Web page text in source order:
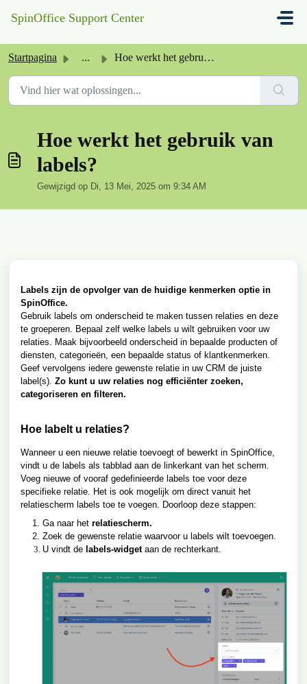
SpinOffice Support Center
Startpagina ... Hoe werkt het gebruik van labels?
Hoe werkt het gebruik van
labels?
Gewijzigd op Di, 13 Mei, 2025 om 9:34 AM
Labels zijn de opvolger van de huidige kenmerken optie in
SpinOffice.
Gebruik labels om onderscheid te maken tussen relaties en deze
te groeperen. Bepaal zelf welke labels u wilt gebruiken voor uw
relaties. Maak bijvoorbeeld onderscheid in bepaalde producten of
diensten, categorieën, een bepaalde status of klantkenmerken.
Geef vervolgens iedere gewenste relatie in uw CRM de juiste
label(s). Zo kunt u uw relaties nog efficiënter zoeken,
categoriseren en filteren.
Hoe labelt u relaties?
Wanneer u een nieuwe relatie toevoegt of bewerkt in SpinOffice,
vindt u de labels als tabblad aan de linkerkant van het scherm.
Voeg nieuwe of vooraf gedefinieerde labels toe voor deze
specifieke relatie. Het is ook mogelijk om direct vanuit het
relatiescherm labels toe te voegen. Doorloop deze stappen:
Ga naar het relatiescherm.
Zoek de gewenste relatie waarvoor u labels wilt toevoegen.
U vindt de abels-widgetaan de rechterkant.